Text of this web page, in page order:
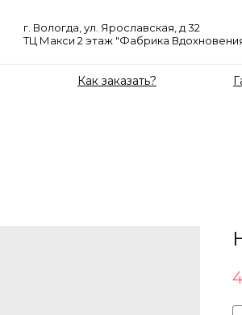
г. Вологда, ул. Ярославская, д 32
ТЦ Макси 2 этаж "Фабрика
Как заказать?